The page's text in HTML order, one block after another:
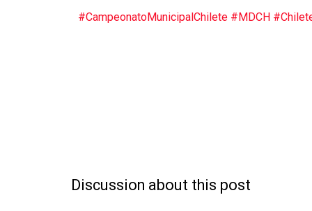
#CampeonatoMunicipalChilete #MDCH
Discussion about this post